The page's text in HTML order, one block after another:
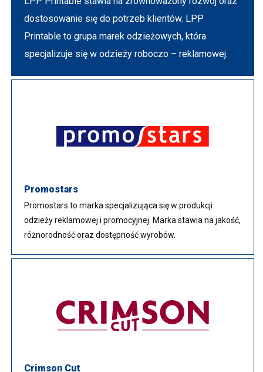
dostosowanie się do potrzeb klientów. LPP
Printable to grupa marek odzieżowych, która
specjalizuje się w odzieży roboczo – reklamowej.
Promostars
Promostars to marka specjalizująca się w produkcji
odzieży reklamowej i promocyjnej. Marka stawia na jakość,
różnorodność oraz dostępność wyrobów.
Crimson Cut